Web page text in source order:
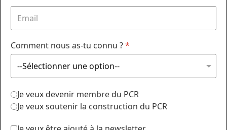
Comment nous as-tu connu ?*
Je veux devenir membre du PCR
Je veux soutenir la construction du PCR